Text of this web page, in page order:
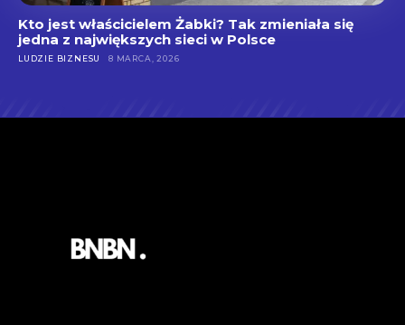
Kto jest właścicielem Żabki? Tak zmieniała się
jedna z największych sieci w Polsce
LUDZIE BIZNESU 8 MARCA, 2026